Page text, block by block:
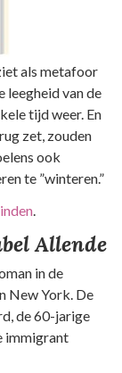
als metafoor
leegheid van de
tijd weer. En
zet, zouden
ook
te ”winteren.”
Allende
in de
New York. De
de 60-jarige
immigrant